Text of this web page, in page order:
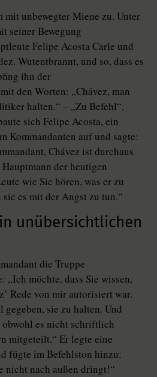
unbewegter Miene zu. Unter
seiner Bewegung
Felipe Acosta Carle und
Wutentbrannt, und so, dass es
ihn der
den Worten: „Chávez, man
halten.“ – „Zu Befehl“,
sich Felipe Acosta, ein
Kommandanten auf und sagte:
Chávez ist durchaus
der heutigen
wie Sie hören, was er zu
es mit der Angst zu tun.“
unübersichtlichen
die Truppe
„Ich möchte, dass Sie wissen,
Rede von mir autorisiert war.
gegeben, sie zu halten. Und
obwohl es nicht schriftlich
mitgeteilt.“ Er legte eine
fügte im Befehlston hinzu:
nicht nach außen dringt!“